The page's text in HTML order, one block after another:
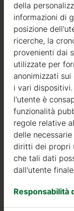
Siamo attivi nel
legno dal 2004.
selezionato i
esclusivamente
proveniente da
Nord.
Il legno di abete
caratteristiche
di colore molto
sua resistenza al
Oltre ad investire
in macchinari
qualità sempre
resi o difetti è
settore è 10
della
informazioni di
posizione
ricerche, la
provenienti dai
utilizzate per
anonimizzati
i vari
l'utente è
funzionalità
regole relative
delle
diritti dei propri
che tali dati
dall'utente
Responsabilità